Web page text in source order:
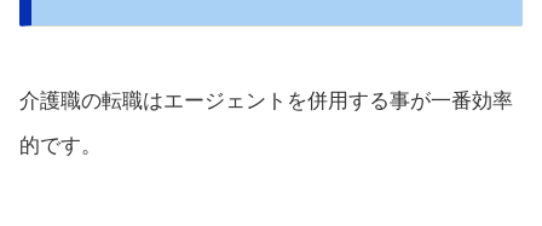
介護職の転職はエージェントを併用する事が一番効率
的です。